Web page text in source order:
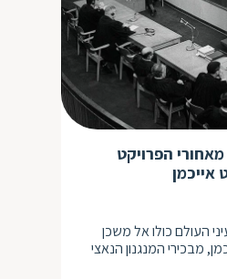
הפרויקט
אייכמן
היו עיני העולם כולו אל משכן
מבכירי המנגנון הנאצי